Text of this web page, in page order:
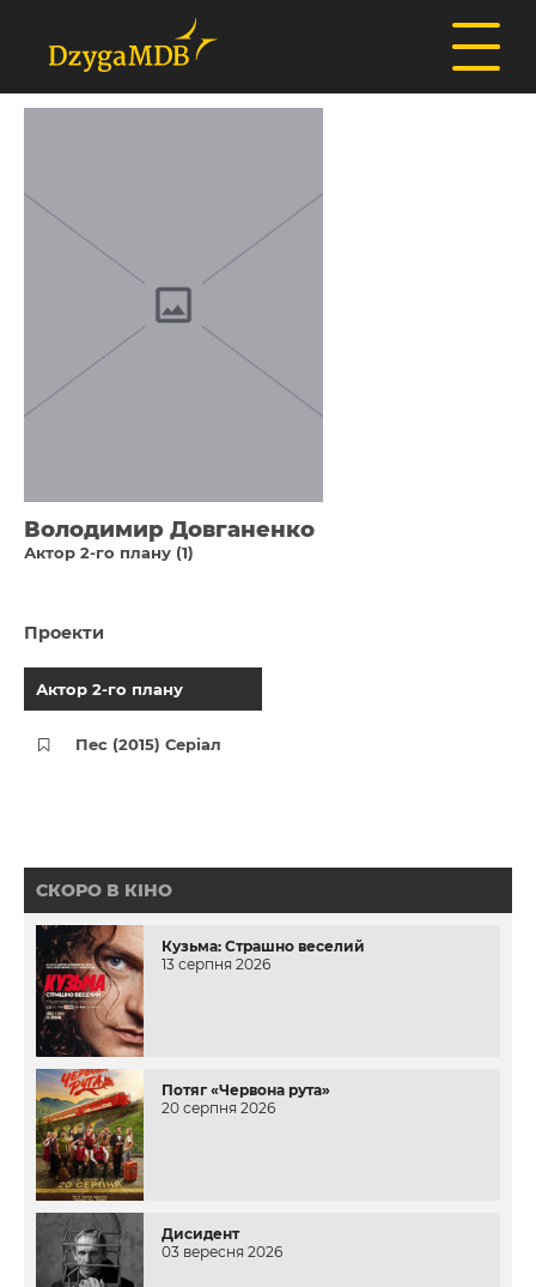
Володимир Довганенко
Актор 2-го плану (1)
Проекти
Актор 2-го плану
Пес (2015) Серіал
СКОРО В КІНО
Кузьма: Страшно веселий
13 серпня 2026
Потяг «Червона рута»
20 серпня 2026
Дисидент
03 вересня 2026